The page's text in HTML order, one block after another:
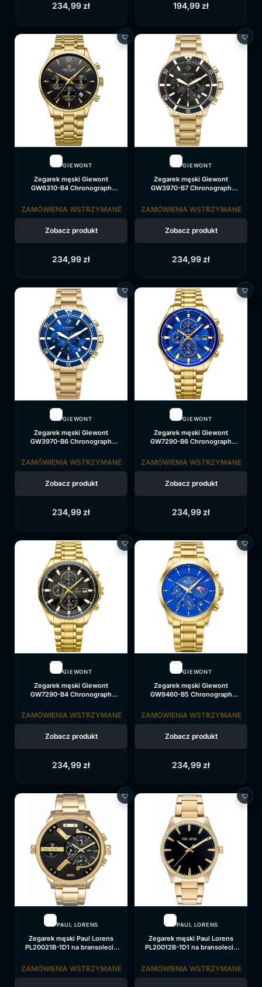
234,99 zł 194,99 zł
GIEWONT
Zegarek męski Giewont
GW6310-B4 Chronograph
czarna tarcza
234,99 zł
ZAMÓWIENIA WSTRZYMANE
Zobacz produkt
GIEWONT
Zegarek męski Giewont
GW3970-B7 Chronograph
czarna tarcza
234,99 zł
ZAMÓWIENIA WSTRZYMANE
Zobacz produkt
GIEWONT
Zegarek męski Giewont
GW3970-B6 Chronograph
niebieska tarcza
234,99 zł
ZAMÓWIENIA WSTRZYMANE
Zobacz produkt
GIEWONT
Zegarek męski Giewont
GW7290-B6 Chronograph
niebieska tarcza
234,99 zł
ZAMÓWIENIA WSTRZYMANE
Zobacz produkt
GIEWONT
Zegarek męski Giewont
GW7290-B4 Chronograph
czarna tarcza
234,99zł
ZAMÓWIENIA WSTRZYMANE
Zobacz produkt
GIEWONT
Zegarek męski Giewont
GW9460-B5 Chronograph
niebieska tarcza
234,99zł
ZAMÓWIENIA WSTRZYMANE
Zobacz produkt
PAUL LORENS
Zegarek męski Paul Lorens
PL20021B-1D1 na bransolecie
ZAMÓWIENIA WSTRZYMANE
PAUL LORENS
Zegarek męski Paul Lorens
PL20012B-1D1 na bransolecie
ZAMÓWIENIA WSTRZYMANE